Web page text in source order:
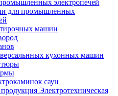
электропечей
для промышленных
машин
кухонных машин
саун
Электротехническая